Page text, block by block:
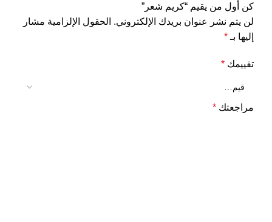
كن أول من يقيم “كريم شعر”
لن يتم نشر عنوان بريدك الإلكتروني. الحقول الإلزامية مشار
إليها بـ *
تقييمك *
مراجعتك *